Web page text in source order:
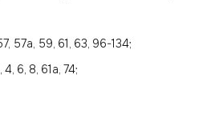
57а, 59, 61, 63, 96-134;
6, 8, 61а, 74;